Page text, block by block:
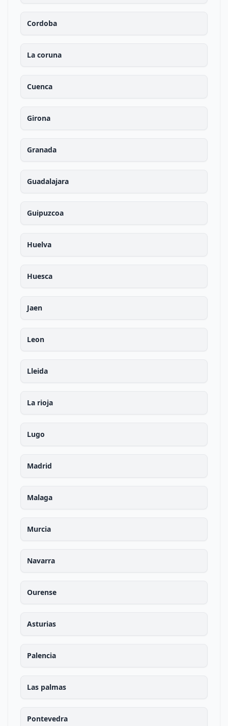
Cordoba
La coruna
Cuenca
Girona
Granada
Guadalajara
Guipuzcoa
Huelva
Huesca
Jaen
Leon
Lleida
La rioja
Lugo
Madrid
Malaga
Murcia
Navarra
Ourense
Asturias
Palencia
Las palmas
Pontevedra